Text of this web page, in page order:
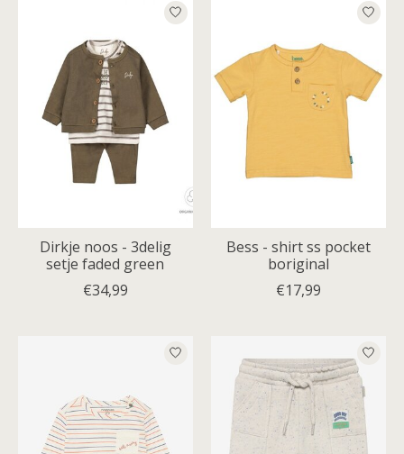
Dirkje noos - 3delig
setje faded green
€34,99
Bess - shirt ss pocket
boriginal
€17,99